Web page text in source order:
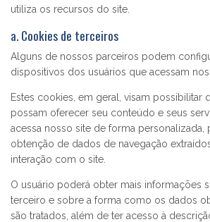
utiliza os recursos do site.
a. Cookies de terceiros
Alguns de nossos parceiros podem
dispositivos dos usuários que acessam
Estes cookies, em geral, visam possibilitar
possam oferecer seu conteúdo e seus
acessa nosso site de forma personalizada,
obtenção de dados de navegação
interação com o site.
O usuário poderá obter mais informações
terceiro e sobre a forma como os dados
são tratados, além de ter acesso à